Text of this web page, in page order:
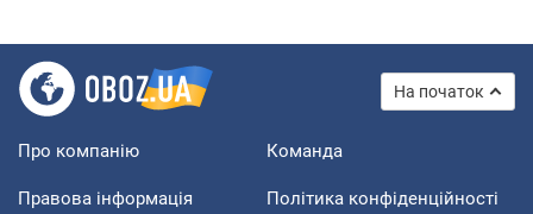
На початок
Про компанію Команда
Правова інформація Політика конфіденційності